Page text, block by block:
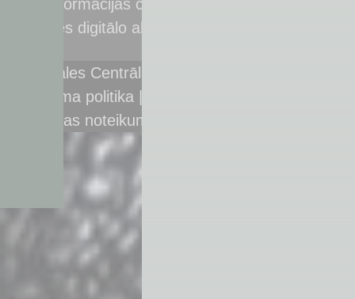
ASV Informācijas centrs
Ģimenes digitālo aktivitāšu centrs
© Latgales Centrālā bibliotēka,
Privātuma politika
lietošanas noteikumi